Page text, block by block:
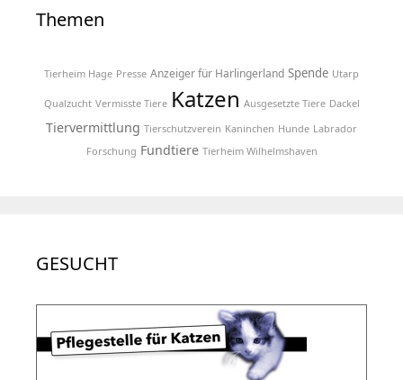
Themen
Tierheim Hage Presse Anzeiger für Harlingerland Spende Utarp
Qualzucht Vermisste Tiere Katzen Ausgesetzte Tiere Dackel
Tiervermittlung Tierschutzverein Kaninchen Hunde Labrador
Forschung Fundtiere Tierheim Wilhelmshaven
GESUCHT